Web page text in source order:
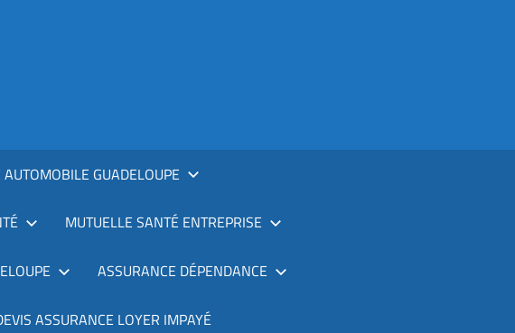
GUADELOUPE
MUTUELLE SANTÉ ENTREPRISE
ASSURANCE DÉPENDANCE
ASSURANCE LOYER IMPAYÉ